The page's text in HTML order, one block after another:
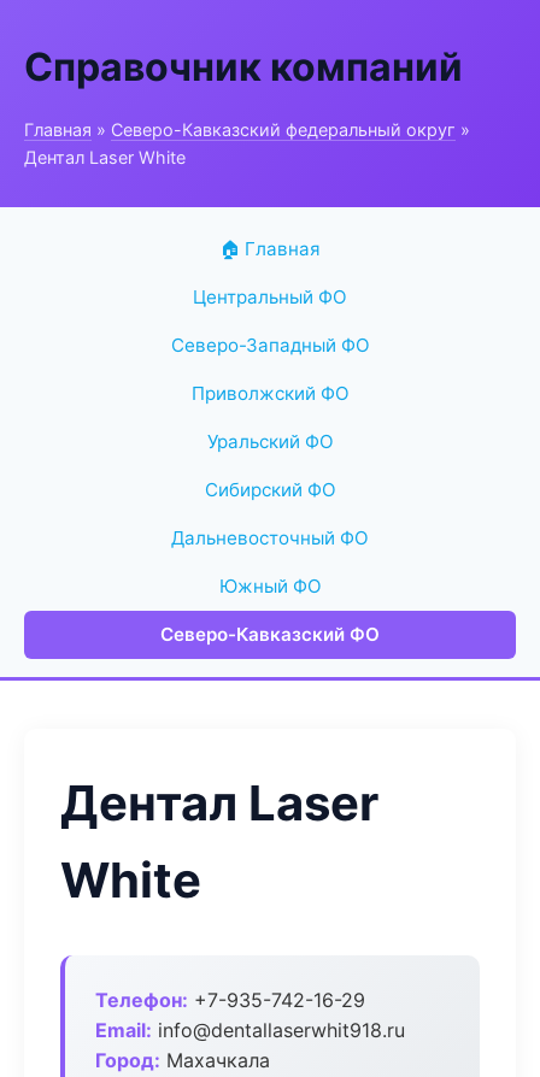
Справочник компаний
Главная » Северо-Кавказский федеральный округ »
Дентал Laser White
🏠 Главная
Центральный ФО
Северо-Западный ФО
Приволжский ФО
Уральский ФО
Сибирский ФО
Дальневосточный ФО
Южный ФО
Северо-Кавказский ФО
Дентал Laser
White
Телефон: +7-935-742-16-29
Email: info@dentallaserwhit918.ru
Город: Махачкала